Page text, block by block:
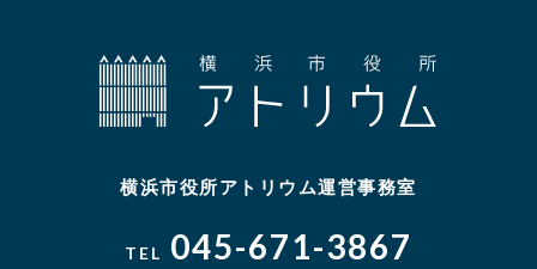
横浜市役所アトリウム運営事務室
TEL 045-671-3867